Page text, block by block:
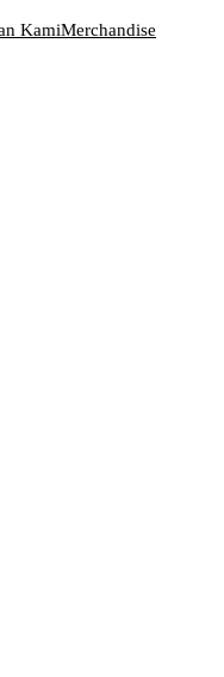
KamiMerchandise